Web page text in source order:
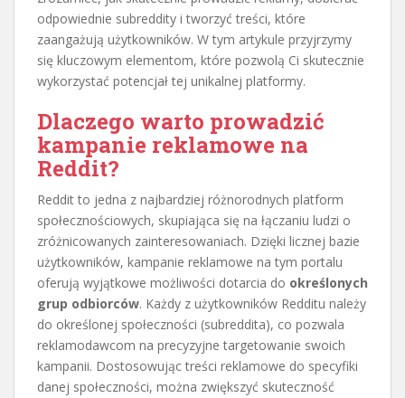
odpowiednie subreddity i tworzyć treści, które
zaangażują użytkowników. W tym artykule przyjrzymy
się kluczowym elementom, które pozwolą Ci skutecznie
wykorzystać potencjał tej unikalnej platformy.
Dlaczego warto prowadzić
kampanie reklamowe na
Reddit?
Reddit to jedna z najbardziej różnorodnych platform
społecznościowych, skupiająca się na łączaniu ludzi o
zróżnicowanych zainteresowaniach. Dzięki licznej bazie
użytkowników, kampanie reklamowe na tym portalu
oferują wyjątkowe możliwości dotarcia do określonych
grup odbiorców. Każdy z użytkowników Redditu należy
do określonej społeczności (subreddita), co pozwala
reklamodawcom na precyzyjne targetowanie swoich
kampanii. Dostosowując treści reklamowe do specyfiki
danej społeczności, można zwiększyć skuteczność